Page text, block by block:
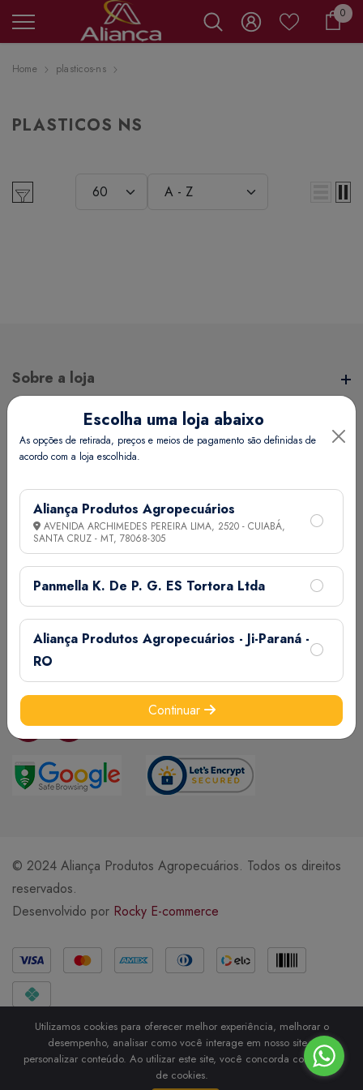
00
Home plasticos-ns
PLASTICOS NS
Sobre a loja
A Aliança Distribuidora é referência no mercado de
distribuição comercial, mantendo com seus clientes e
realizando assim uma aliança de sucesso.
Endereço da Loja
, - - - ,
Informações
Termos de Uso
Política de Privacidade
Ajuda
Minha Conta
Meus Pedidos
Meus Favoritos
Email:
© 2024 Aliança Produtos Agropecuários. Todos os direitos
reservados.
Desenvolvido por Rocky E-commerce
Métodos de Pagamento
Escolha uma loja abaixo
As opções de retirada, preços e meios de pagamento são definidas de
acordo com a loja escolhida.
Aliança Produtos Agropecuários
AVENIDA ARCHIMEDES PEREIRA LIMA, 2520 - CUIABÁ,
SANTA CRUZ - MT, 78068-305
Panmella K. De P. G. ES Tortora Ltda
Aliança Produtos Agropecuários - Ji-Paraná -
RO
Continuar
Utilizamos cookies para oferecer melhor experiência, melhorar o
desempenho, analisar como você interage em nosso site e
personalizar conteúdo. Ao utilizar este site, você concorda com o uso
de cookies.